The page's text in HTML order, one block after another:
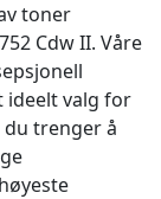
toner
Cdw II. Våre
ideelt valg for
trenger å